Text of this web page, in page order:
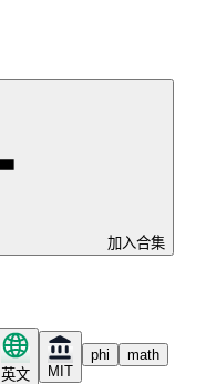
加入合集
英文 MIT
phi math